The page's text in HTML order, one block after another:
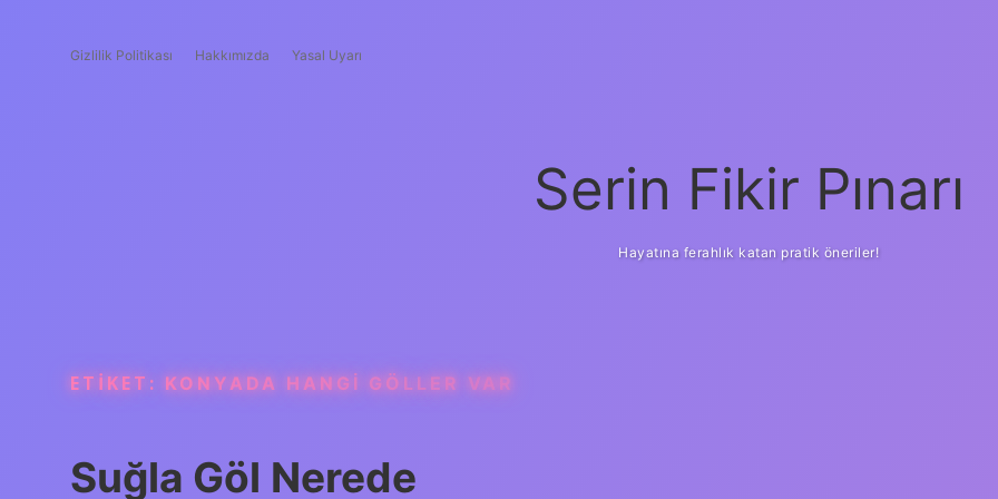
Gizlilik Politikası Hakkımızda Yasal Uyarı
Serin Fikir Pınarı
Hayatına ferahlık katan pratik öneriler!
ETIKET: KONYADA HANGI GÖLLER VAR
Suğla Göl Nerede